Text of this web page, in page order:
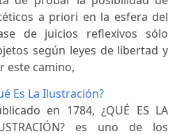
a priori en la esfera del
de juicios reflexivos sólo
según leyes de libertad y
este camino,
Es La Ilustración?
en 1784, ¿QUÉ ES LA
es uno de los